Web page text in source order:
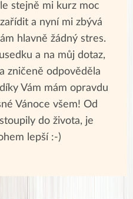
stejně mi kurz moc
a nyní mi zbývá
hlavně žádný stres.
a na můj dotaz,
zničeně odpověděla
Vám mám opravdu
Vánoce všem! Od
do života, je
lepší :-)